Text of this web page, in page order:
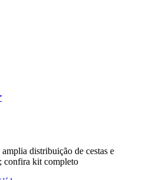
distribuição de cestas e
confira kit completo